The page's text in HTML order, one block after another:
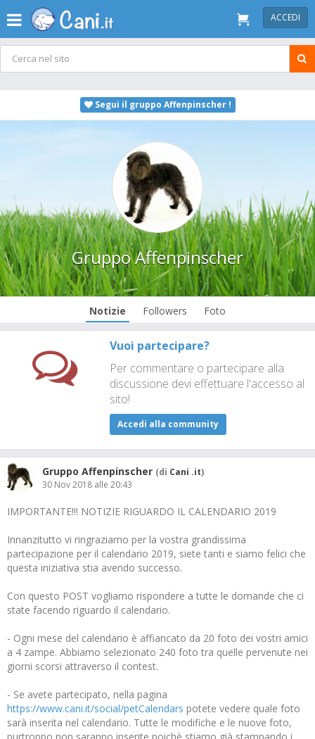
ACCEDI
Segui il gruppo Affenpinscher !
Gruppo Affenpinscher
Notizie Followers Foto
Vuoi partecipare?
Per commentare o partecipare alla
discussione devi effettuare l'accesso al
sito!
Accedi alla community
Gruppo Affenpinscher (di Cani .it)
30 Nov 2018 alle 20:43
IMPORTANTE!!! NOTIZIE RIGUARDO IL CALENDARIO 2019
Innanzitutto vi ringraziamo per la vostra grandissima
partecipazione per il calendario 2019, siete tanti e siamo felici che
questa iniziativa stia avendo successo.
Con questo POST vogliamo rispondere a tutte le domande che ci
state facendo riguardo il calendario.
- Ogni mese del calendario è affiancato da 20 foto dei vostri amici
a 4 zampe. Abbiamo selezionato 240 foto tra quelle pervenute nei
giorni scorsi attraverso il contest.
- Se avete partecipato, nella pagina
https://www.cani.it/social/petCalendars potete vedere quale foto
sarà inserita nel calendario. Tutte le modifiche e le nuove foto,